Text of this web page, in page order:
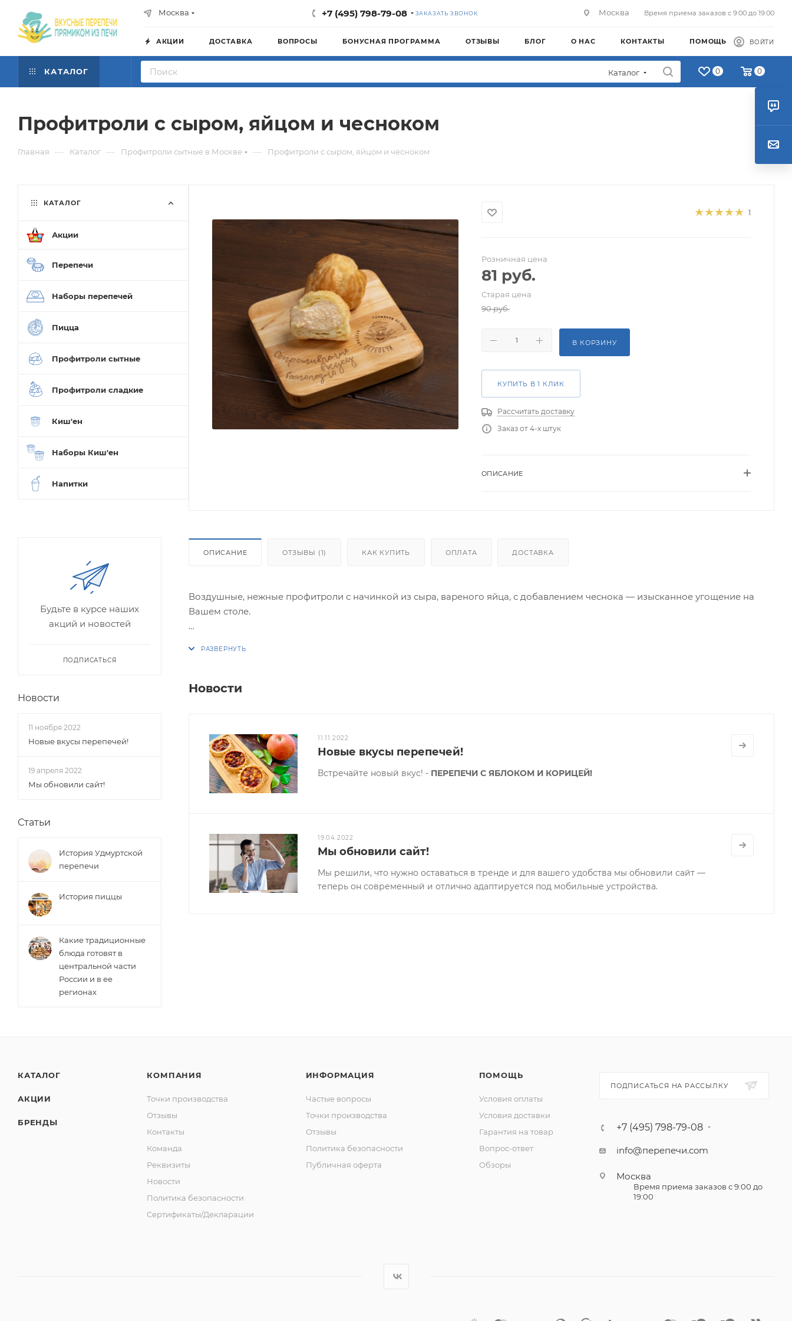
Москва +7 (495) 798-79-08 ЗАКАЗАТЬ ЗВОНОК Москва Время приема заказов с 9:00 до 19:00
АКЦИИ ДОСТАВКА ВОПРОСЫ БОНУСНАЯ ПРОГРАММА ОТЗЫВЫ БЛОГ О НАС КОНТАКТЫ ПОМОЩЬ ВОЙТИ
КАТАЛОГ Каталог 0 0
Профитроли с сыром, яйцом и чесноком
Главная — Каталог — Профитроли сытные в Москве — Профитроли с сыром, яйцом и чесноком
1
Розничная цена
81 руб.
Старая цена
90руб.
В КОРЗИНУ
КУПИТЬ В 1 КЛИК
Рассчитать доставку
Заказ от 4-х штук
ОПИСАНИЕ
ОПИСАНИЕ ОТЗЫВЫ (1) КАК КУПИТЬ ОПЛАТА ДОСТАВКА
Воздушные, нежные профитроли с начинкой из сыра, вареного яйца, с добавлением чеснока — изысканное угощение на
Вашем столе.
(спецпредложения)
Новости
11.11.2022
Новые вкусы перепечей!
Встречайте новый вкус! - ПЕРЕПЕЧИ С ЯБЛОКОМ И КОРИЦЕЙ!
19.04.2022
Мы обновили сайт!
Мы решили, что нужно оставаться в тренде и для вашего удобства мы обновили сайт —
теперь он современный и отлично адаптируется под мобильные устройства.
КАТАЛОГ
Акции
Перепечи
Наборы перепечей
Пицца
Профитроли сытные
Профитроли сладкие
Киш'ен
Наборы Киш'ен
Напитки
Будьте в курсе наших
акций и новостей
ПОДПИСАТЬСЯ
Новости
11 ноября 2022
Новые вкусы перепечей!
19 апреля 2022
Мы обновили сайт!
Статьи
История Удмуртской
перепечи
История пиццы
Какие традиционные
блюда готовят в
центральной части
России и в ее
регионах
КАТАЛОГ
АКЦИИ
БРЕНДЫ
КОМПАНИЯ
Точки производства
Отзывы
Контакты
Команда
Реквизиты
Новости
Политика безопасности
Сертификаты/Декларации
ИНФОРМАЦИЯ
Частые вопросы
Точки производства
Отзывы
Политика безопасности
Публичная оферта
ПОМОЩЬ
Условия оплаты
Условия доставки
Гарантия на товар
Вопрос-ответ
Обзоры
ПОДПИСАТЬСЯ НА РАССЫЛКУ
+7 (495) 798-79-08
info@перепечи.com
Москва
Время приема заказов с 9:00 до
19:00